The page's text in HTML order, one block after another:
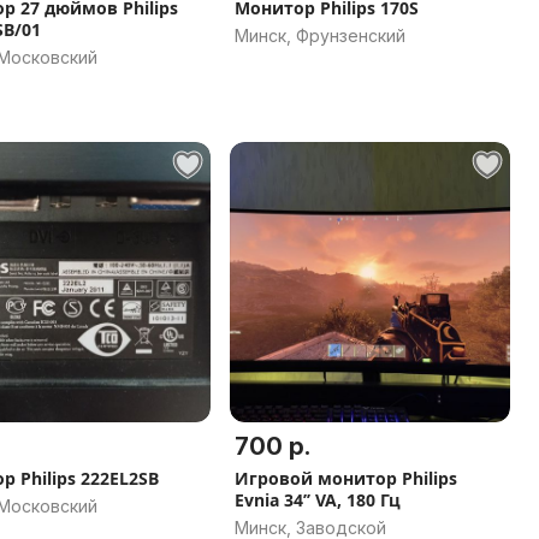
27 дюймов Philips
01
Монитор Philips 170S
Минск, Фрунзенский
Philips 222EL2SB
700 р.
Игровой монитор Philips
Evnia 34’’ VA, 180 Гц
Минск, Заводской